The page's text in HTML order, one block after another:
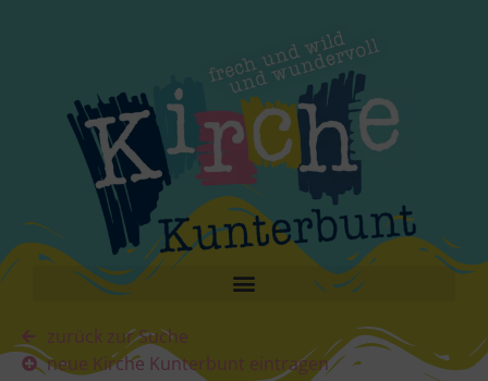
zurück zur Suche
neue Kirche Kunterbunt eintragen